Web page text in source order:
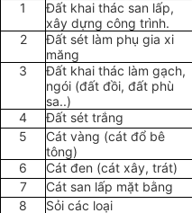
1
Đất khai thác san lấp,
xây dựng công trình.
2
Đất sét làm phụ gia xi
măng
3
Đất khai thác làm gạch,
ngói (đất đồi, đất phù
sa..)
4 Đất sét trắng
5
Cát vàng (cát đổ bê
tông)
6 Cát đen (cát xây, trát)
7
Cát san lấp mặt bằng
8
Sỏi các loại